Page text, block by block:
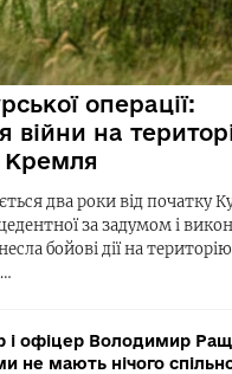
операції:
війни на
Кремля
два роки від початку
за задумом і
бойові дії на
і офіцер Володимир
не мають нічого